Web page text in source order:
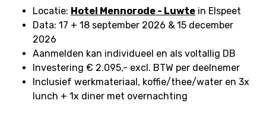
Locatie: Hotel Mennorode - Luwte in Elspeet
Data: 17 + 18 september 2026 & 15 december
2026
Aanmelden kan individueel en als voltallig DB
Investering € 2.095,- excl. BTW per deelnemer
Inclusief werkmateriaal, koffie/thee/water en 3x
lunch + 1x diner met overnachting